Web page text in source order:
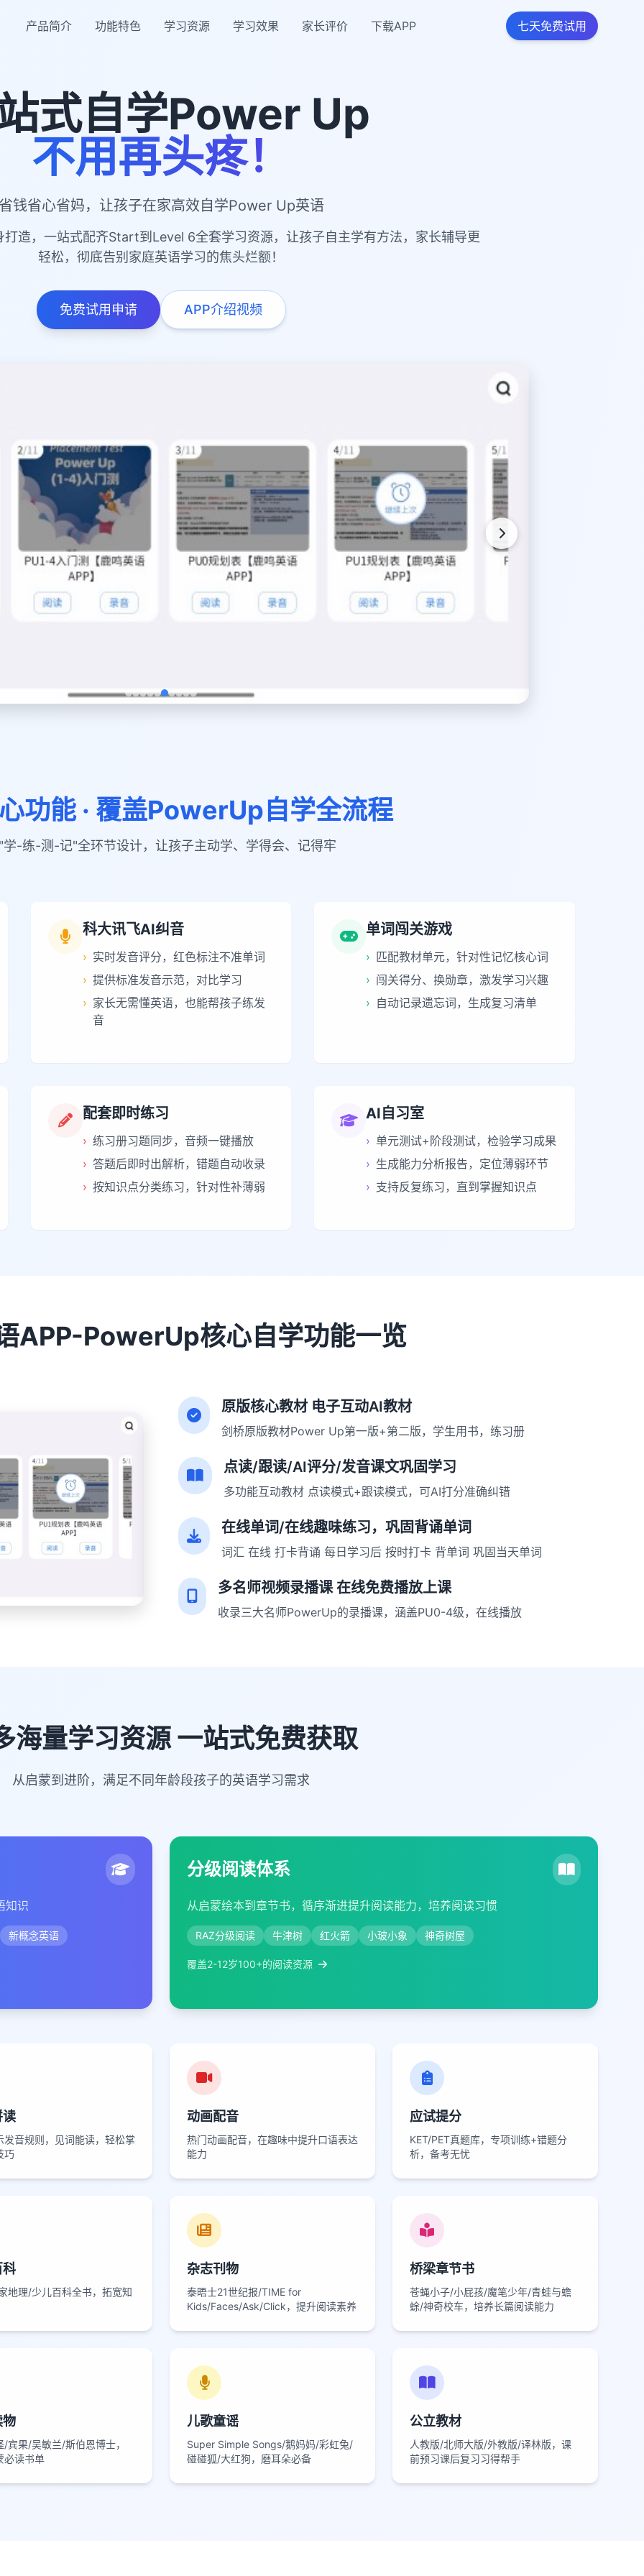
产品简介 功能特色 学习资源 学习效果 家长评价 下载APP 七天免费试用
式自学Power Up
不用再头疼！
钱省心省妈，让孩子在家高效自学Power Up英语
造，一站式配齐Start到Level 6全套学习资源，让孩子自主学有方法，家长辅导更
轻松，彻底告别家庭英语学习的焦头烂额！
免费试用申请 APP介绍视频
功能 · 覆盖PowerUp自学全流程
学-练-测-记"全环节设计，让孩子主动学、学得会、记得牢
科大讯飞AI纠音
› 实时发音评分，红色标注不准单词
› 提供标准发音示范，对比学习
› 家长无需懂英语，也能帮孩子练发
音
单词闯关游戏
› 匹配教材单元，针对性记忆核心词
› 闯关得分、换勋章，激发学习兴趣
› 自动记录遗忘词，生成复习清单
配套即时练习
› 练习册习题同步，音频一键播放
› 答题后即时出解析，错题自动收录
› 按知识点分类练习，针对性补薄弱
AI自习室
› 单元测试+阶段测试，检验学习成果
› 生成能力分析报告，定位薄弱环节
› 支持反复练习，直到掌握知识点
APP-PowerUp核心自学功能一览
原版核心教材 电子互动AI教材
剑桥原版教材Power Up第一版+第二版，学生用书，练习册
点读/跟读/AI评分/发音课文巩固学习
多功能互动教材 点读模式+跟读模式，可AI打分准确纠错
在线单词/在线趣味练习，巩固背诵单词
词汇 在线 打卡背诵 每日学习后 按时打卡 背单词 巩固当天单词
多名师视频录播课 在线免费播放上课
收录三大名师PowerUp的录播课，涵盖PU0-4级，在线播放
海量学习资源 一站式免费获取
从启蒙到进阶，满足不同年龄段孩子的英语学习需求
知识
新概念英语
分级阅读体系
从启蒙绘本到章节书，循序渐进提升阅读能力，培养阅读习惯
RAZ分级阅读 牛津树 红火箭 小玻小象 神奇树屋
覆盖2-12岁100+的阅读资源
读
发音规则，见词能读，轻松掌
巧
动画配音
热门动画配音，在趣味中提升口语表达
能力
应试提分
KET/PET真题库，专项训练+错题分
析，备考无忧
科
地理/少儿百科全书，拓宽知
杂志刊物
泰晤士21世纪报/TIME for
Kids/Faces/Ask/Click，提升阅读素养
桥梁章节书
苍蝇小子/小屁孩/魔笔少年/青蛙与蟾
蜍/神奇校车，培养长篇阅读能力
物
/宾果/吴敏兰/斯伯恩博士，
必读书单
儿歌童谣
Super Simple Songs/鹅妈妈/彩虹兔/
碰碰狐/大红狗，磨耳朵必备
公立教材
人教版/北师大版/外教版/译林版，课
前预习课后复习习得帮手